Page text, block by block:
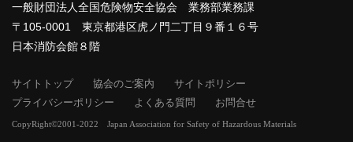
一般財団法人全国危険物安全協会 業務部業務課
〒105-0001 東京都港区虎ノ門二丁目９番１６号
日本消防会館８階
サイトトップ 協会のご案内
サイトポリシー
プライバシーポリシー
よくある質問 お問合せ
CopyRight©2001-2022 Japan Association for Safety of Hazardous Materials